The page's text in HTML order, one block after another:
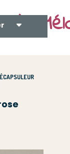
de